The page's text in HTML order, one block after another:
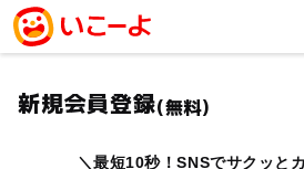
新規会員登録(無料)
最短10秒！SNSでサクッと